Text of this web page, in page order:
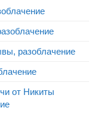
разоблачение
от Никиты